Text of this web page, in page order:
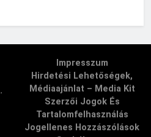
.
Impresszum
Hirdetési Lehetőségek,
Médiaajánlat – Media Kit
Szerzői Jogok És
Tartalomfelhasználás
Jogellenes Hozzászólások